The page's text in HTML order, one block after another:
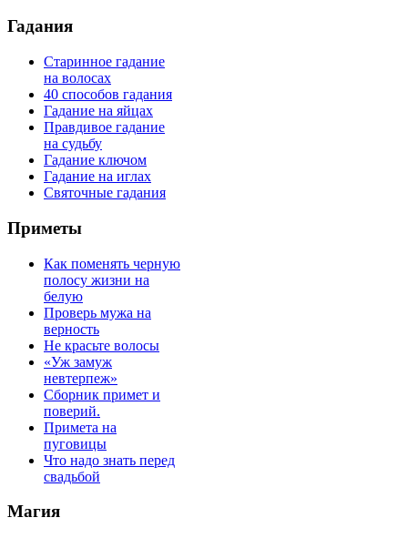
Гадания
Старинное гадание
на волосах
40 способов гадания
Гадание на яйцах
Правдивое гадание
на судьбу
Гадание ключом
Гадание на иглах
Святочные гадания
Приметы
Как поменять черную
полосу жизни на
белую
Проверь мужа на
верность
Не красьте волосы
«Уж замуж
невтерпеж»
Сборник примет и
поверий.
Примета на
пуговицы
Что надо знать перед
свадьбой
Магия